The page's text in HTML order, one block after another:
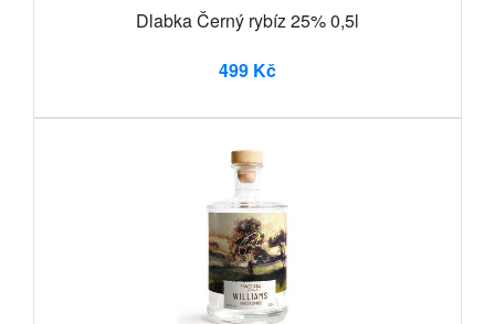
Dlabka Černý rybíz 25% 0,5l
499 Kč